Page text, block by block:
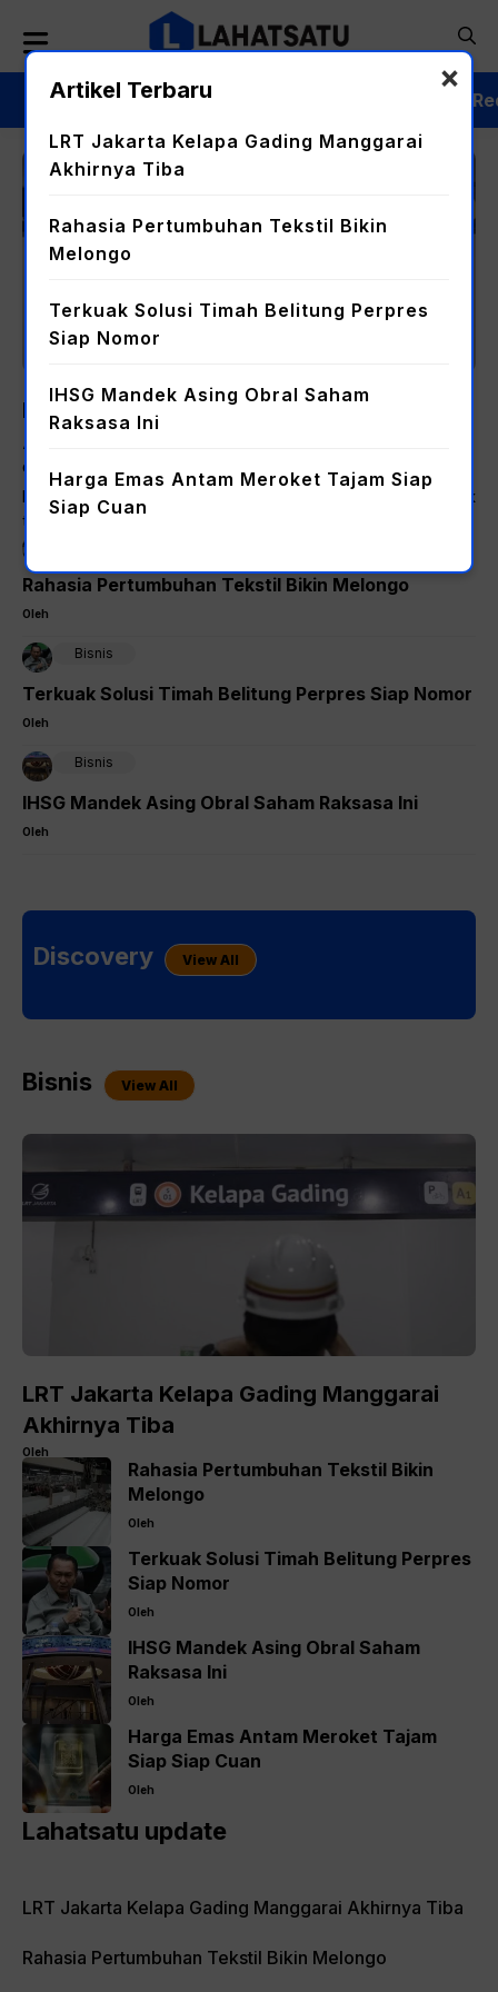
isi
Beranda
Advertorial
Bisnis
LRT Jakarta Kelapa Gading Manggarai
Akhirnya Tiba
Oleh
lahatsatu.com – Kabar gembira bagi warga Ibu Kota. Proyek
transportasi massal Light Rail Transit (LRT) Jakarta rute
Kelapa Gading hingga Manggarai dipastikan akan segera
beroperasi
Rahasia Pertumbuhan Tekstil Bikin Melongo
Oleh
Bisnis
Terkuak Solusi Timah Belitung Perpres Siap Nomor
Oleh
Bisnis
IHSG Mandek Asing Obral Saham Raksasa Ini
Oleh
Discovery View All
Bisnis View All
LRT Jakarta Kelapa Gading Manggarai
Akhirnya Tiba
Oleh
Rahasia Pertumbuhan Tekstil Bikin
Melongo
Oleh
Terkuak Solusi Timah Belitung Perpres
Siap Nomor
Oleh
IHSG Mandek Asing Obral Saham
Raksasa Ini
Oleh
Harga Emas Antam Meroket Tajam
Siap Siap Cuan
Oleh
Lahatsatu update
LRT Jakarta Kelapa Gading Manggarai Akhirnya Tiba
Rahasia Pertumbuhan Tekstil Bikin Melongo
×
Artikel Terbaru
LRT Jakarta Kelapa Gading Manggarai
Akhirnya Tiba
Rahasia Pertumbuhan Tekstil Bikin
Melongo
Terkuak Solusi Timah Belitung Perpres
Siap Nomor
IHSG Mandek Asing Obral Saham
Raksasa Ini
Harga Emas Antam Meroket Tajam Siap
Siap Cuan